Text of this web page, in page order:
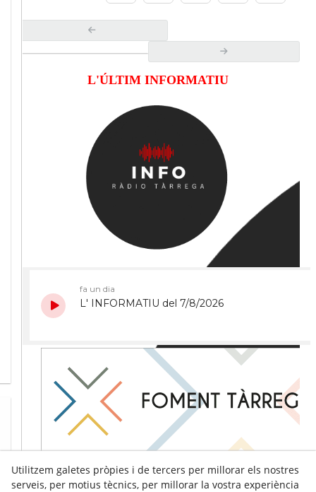
L'ÚLTIM INFORMATIU
Utilitzem galetes pròpies i de tercers per millorar els nostres
serveis, per motius tècnics, per millorar la vostra experiència